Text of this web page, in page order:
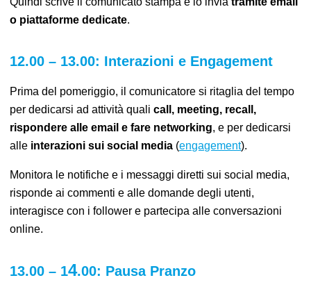
o piattaforme dedicate.
12.00 – 13.00: Interazioni e Engagement
Prima del pomeriggio, il comunicatore si ritaglia del tempo
per dedicarsi ad attività qualicall, meeting, recall,
rispondere alle email e fare networking, e per dedicarsi
alle interazioni sui social media (engagement).
Monitora le notifiche e i messaggi diretti sui social media,
risponde ai commenti e alle domande degli utenti,
interagisce con i follower e partecipa alle conversazioni
online.
13.00 – 14.00: Pausa Pranzo